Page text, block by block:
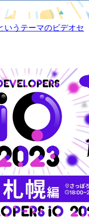
いうテーマのビデオセ